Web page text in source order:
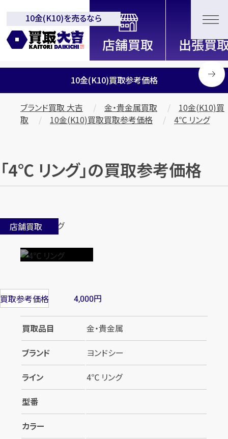
全国2200店舗以上展開中！
信頼と実績の買取専門店「買取大
吉」
10金(K10)を売るなら
10金(K10)買取参考価格
ブランド買取 大吉 金・貴金属買取
10金(K10)買
取
10金(K10)買取買取参考価格 4℃ リング
「4℃ リング」の買取参考価格
店舗買取
買取参考価格 4,000円
買取品目
金・貴金属
ブランド
ヨンドシー
ライン
4℃ リング
型番
カラー